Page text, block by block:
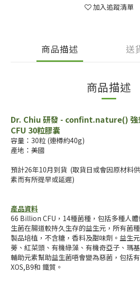
加入追蹤清單
商品描述 送
商品描述
Dr. Chiu 研發 - confint.nature() 強
CFU 30粒膠囊
容量：30粒 (連樽約40g)
產地：美國
預計26年10月到貨 (取貨日或會因原材料
素而有所提早或延遲)
產品資料
66 Billion CFU，14種菌種，包括多種人
生菌在腸道較持久生存的益生元，所有菌
製品培植，不含糖，香料及甜味劑。益生
蒡、紅菜頭、有機綠藻、有機奇亞子、瑪
輔助元素幫助益生菌唔會變為惡菌，包括
XOS,B9和 鐵質。